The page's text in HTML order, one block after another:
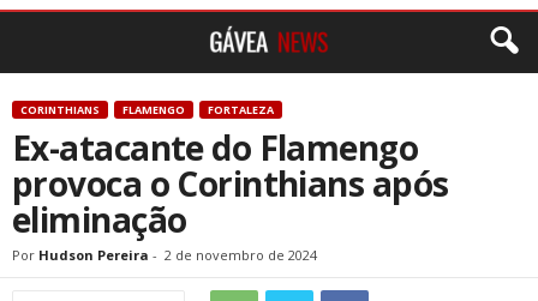
CORINTHIANS FLAMENGO FORTALEZA
Ex-atacante do Flamengo
provoca o Corinthians após
eliminação
Por Hudson Pereira - 2 de novembro de 2024